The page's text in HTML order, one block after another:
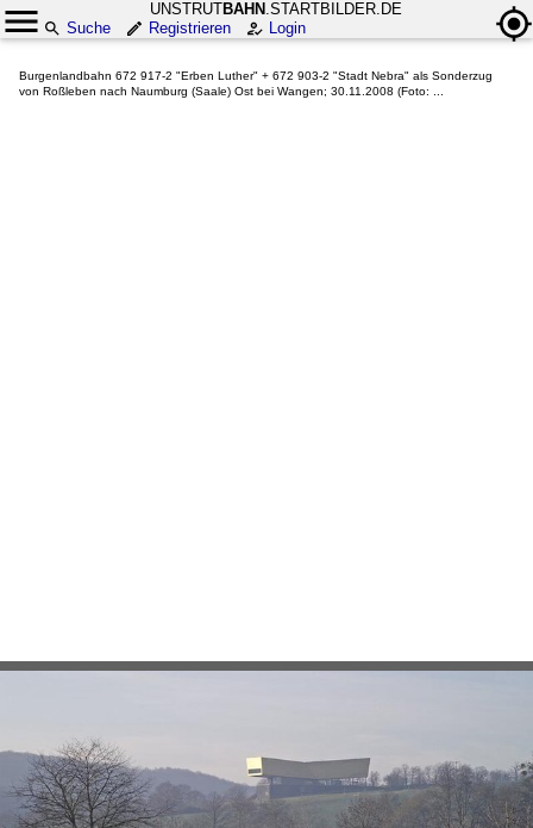
UNSTRUTBAHN .STARTBILDER.DE
Suche
Registrieren Login
Burgenlandbahn 672 917-2 "Erben Luther" + 672 903-2 "Stadt Nebra" als Sonderzug
von Roßleben nach Naumburg (Saale) Ost bei Wangen; 30.11.2008 (Foto: ...